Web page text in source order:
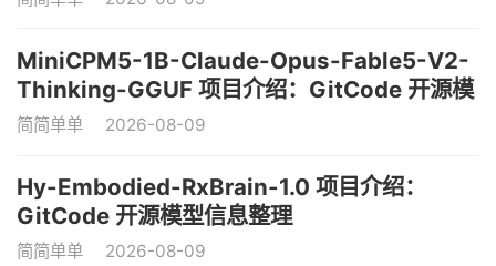
MiniCPM5-1B-Claude-Opus-Fable5-V2-
Thinking-GGUF 项目介绍：GitCode 开源模
型信息整理
简简单单 2026-08-09
Hy-Embodied-RxBrain-1.0 项目介绍：
GitCode 开源模型信息整理
简简单单 2026-08-09